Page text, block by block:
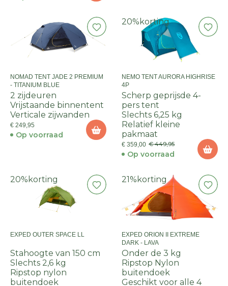
NOMAD TENT JADE 2 PREMIUM
- TITANIUM BLUE
2 zijdeuren
Vrijstaande binnentent
Verticale zijwanden
€ 249,95
Op voorraad
20% korting
NEMO TENT AURORA HIGHRISE
4P
Scherp geprijsde 4-
pers tent
Slechts 6,25 kg
Relatief kleine
pakmaat
€ 359,00 € 449,95
Op voorraad
20% korting
EXPED OUTER SPACE LL
Stahoogte van 150 cm
Slechts 2,6 kg
Ripstop nylon
buitendoek
21% korting
EXPED ORION II EXTREME
DARK - LAVA
Onder de 3 kg
Ripstop Nylon
buitendoek
Geschikt voor alle 4